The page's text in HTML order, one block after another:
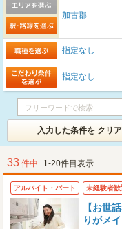
加古郡
指定なし
指定なし
入力した条件を クリア
33 件中 1-20件目表示
アルバイト・パート 未経験者歓
【お世
りがメ